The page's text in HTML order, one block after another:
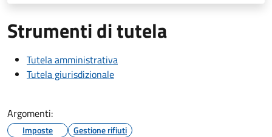
Strumenti di tutela
Tutela amministrativa
Tutela giurisdizionale
Argomenti:
Imposte Gestione rifiuti